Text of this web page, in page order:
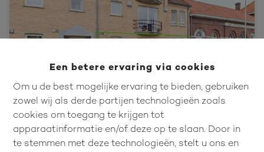
Een betere ervaring via cookies
Om u de best mogelijke ervaring te bieden, gebruiken
zowel wij als derde partijen technologieën zoals
cookies om toegang te krijgen tot
apparaatinformatie en/of deze op te slaan. Door in
te stemmen met deze technologieën, stelt u ons en
App met 2 slpk in Brustem!